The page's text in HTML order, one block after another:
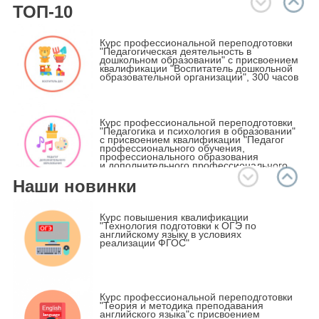
ТОП-10
Курс профессиональной переподготовки
"Педагогическая деятельность в
дошкольном образовании" с присвоением
квалификации "Воспитатель дошкольной
образовательной организации", 300 часов
Курс профессиональной переподготовки
"Педагогика и психология в образовании"
с присвоением квалификации "Педагог
профессионального обучения,
профессионального образования
и дополнительного профессионального
«Специальное (дефектологическое)
образование» по профилю «учитель-
дефектолог, олигофренопедагог» с
присвоением квалификации "Учитель-
дефектолог, олигофренопедагог", 600
религиозных культур и светской этики
(ОРКСЭ) в соответствии с ФГОС
Наши новинки
Курс повышения квалификации
"Технология подготовки к ОГЭ по
английскому языку в условиях
реализации ФГОС"
Курс профессиональной переподготовки
"Теория и методика преподавания
английского языка"с присвоением